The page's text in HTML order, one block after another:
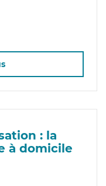
: la
à domicile